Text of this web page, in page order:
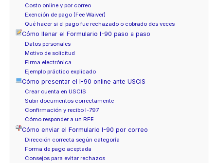
Costo online y por correo
Exención de pago (Fee Waiver)
Qué hacer si el pago fue rechazado o cobrado dos veces
Cómo llenar el Formulario I-90 paso a paso
Datos personales
Motivo de solicitud
Firma electrónica
Ejemplo práctico explicado
Cómo presentar el I-90 online ante USCIS
Crear cuenta en USCIS
Subir documentos correctamente
Confirmación y recibo I-797
Cómo responder a un RFE
Cómo enviar el Formulario I-90 por correo
Dirección correcta según categoría
Forma de pago aceptada
Consejos para evitar rechazos